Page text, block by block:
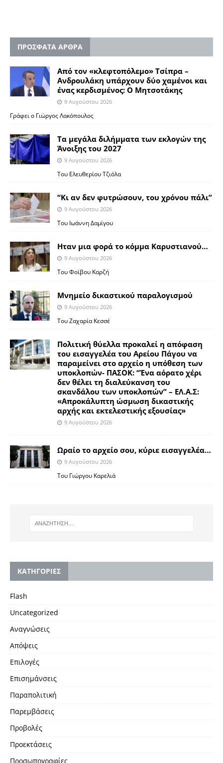
ΠΡΟΣΦΑΤΑ ΑΡΘΡΑ
Από τον «κλεφτοπόλεμο» Τσίπρα –
Ανδρουλάκη υπάρχουν δύο χαμένοι και
ένας κερδισμένος: Ο Μητσοτάκης
9 Αυγούστου 2026
Γράφει ο Γιώργος Λακόπουλος
Τα μεγάλα διλήμματα των εκλογών της
Άνοιξης του 2027
9 Αυγούστου 2026
Του Ελευθερίου Τζιόλα
“Κι αν δεν φυτρώσουν, του χρόνου πάλι”
9 Αυγούστου 2026
Toυ Ιωάννη Δαμίγου
Ηταν μια φορά το κόμμα Καρυστιανού…
9 Αυγούστου 2026
Του Φοίβου Καρζή
Μνημείο δικαστικού παραλογισμού
9 Αυγούστου 2026
Του Ζαχαρία Κεσσέ
Πολιτική θύελλα προκαλεί η απόφαση
του εισαγγελέα του Αρείου Πάγου να
παραμείνει στο αρχείο η υπόθεση των
υποκλοπών- ΠΑΣΟΚ: “Ένα αόρατο χέρι
δεν θέλει τη διαλεύκανση του
σκανδάλου των υποκλοπών” – ΕΛ.Α.Σ:
«Απροκάλυπτη ώσμωση δικαστικής
αρχής και εκτελεστικής εξουσίας»
9 Αυγούστου 2026
Ωραίο το αρχείο σου, κύριε εισαγγελέα…
9 Αυγούστου 2026
Του Γιώργου Καρελιά
KΑΤΗΓΟΡΙΕΣ
Flash
Uncategorized
Αναγνώσεις
Απόψεις
Επιλογές
Επισημάνσεις
Παραπολιτική
Παρεμβάσεις
Προβολές
Προεκτάσεις
Προσωπογραφίες